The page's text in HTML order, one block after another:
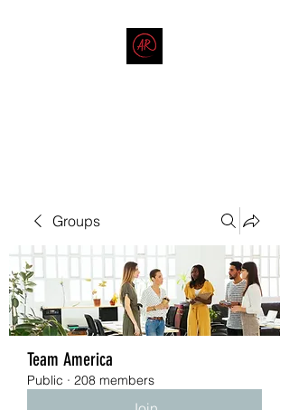
Groups
Team America
Public · 208 members